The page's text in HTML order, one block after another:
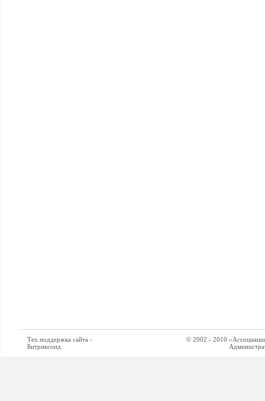
Тех.поддержка сайта -
Битриксоид
© 2002 - 2010 «Ассоциация